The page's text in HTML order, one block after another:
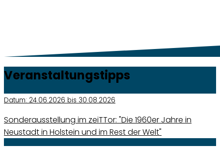
Veranstaltungstipps
Datum: 24.06.2026 bis 30.08.2026
Sonderausstellung im zeiTTor: "Die 1960er Jahre in
Neustadt in Holstein und im Rest der Welt"